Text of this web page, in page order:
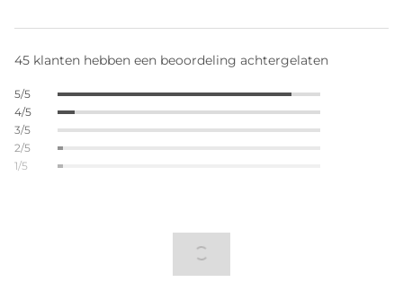
45 klanten hebben een beoordeling achtergelaten
5/5
4/5
3/5
2/5
1/5